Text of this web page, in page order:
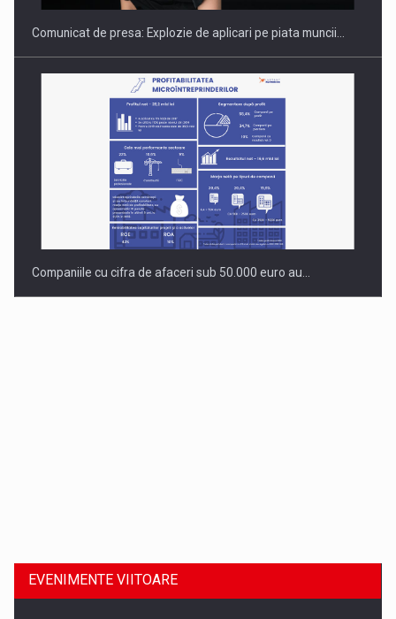
Comunicat de presa: Explozie de aplicari pe piata muncii…
Companiile cu cifra de afaceri sub 50.000 euro au…
EVENIMENTE VIITOARE